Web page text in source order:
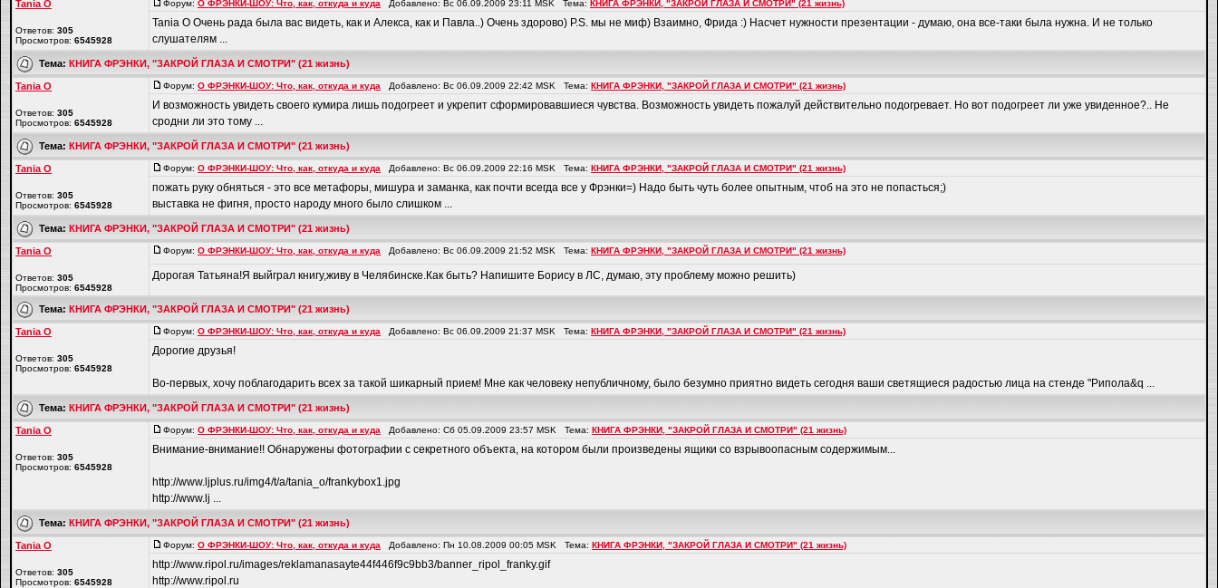
Tania O
Ответов: 305
Просмотров: 6545928
Форум: О ФРЭНКИ-ШОУ: Что, как, откуда и куда Добавлено: Вс 06.09.2009 23:11 MSK Тема: КНИГА ФРЭНКИ, "ЗАКРОЙ ГЛАЗА И СМОТРИ" (21 жизнь)
Tania O Очень рада была вас видеть, как и Алекса, как и Павла..) Очень здорово) P.S. мы не миф) Взаимно, Фрида :) Насчет нужности презентации - думаю, она все-таки была нужна. И не только
слушателям ...
Тема: КНИГА ФРЭНКИ, "ЗАКРОЙ ГЛАЗА И СМОТРИ" (21 жизнь)
Tania O
Ответов: 305
Просмотров: 6545928
Форум: О ФРЭНКИ-ШОУ: Что, как, откуда и куда Добавлено: Вс 06.09.2009 22:42 MSK Тема: КНИГА ФРЭНКИ, "ЗАКРОЙ ГЛАЗА И СМОТРИ" (21 жизнь)
И возможность увидеть своего кумира лишь подогреет и укрепит сформировавшиеся чувства. Возможность увидеть пожалуй действительно подогревает. Но вот подогреет ли уже увиденное?.. Не
сродни ли это тому ...
Тема: КНИГА ФРЭНКИ, "ЗАКРОЙ ГЛАЗА И СМОТРИ" (21 жизнь)
Tania O
Ответов: 305
Просмотров: 6545928
Форум: О ФРЭНКИ-ШОУ: Что, как, откуда и куда Добавлено: Вс 06.09.2009 22:16 MSK Тема: КНИГА ФРЭНКИ, "ЗАКРОЙ ГЛАЗА И СМОТРИ" (21 жизнь)
пожать руку обняться - это все метафоры, мишура и заманка, как почти всегда все у Фрэнки=) Надо быть чуть более опытным, чтоб на это не попасться;)
выставка не фигня, просто народу много было слишком ...
Тема: КНИГА ФРЭНКИ, "ЗАКРОЙ ГЛАЗА И СМОТРИ" (21 жизнь)
Tania O
Ответов: 305
Просмотров: 6545928
Форум: О ФРЭНКИ-ШОУ: Что, как, откуда и куда Добавлено: Вс 06.09.2009 21:52 MSK Тема: КНИГА ФРЭНКИ, "ЗАКРОЙ ГЛАЗА И СМОТРИ" (21 жизнь)
Дорогая Татьяна!Я выйграл книгу,живу в Челябинске.Как быть? Напишите Борису в ЛС, думаю, эту проблему можно решить)
Тема: КНИГА ФРЭНКИ, "ЗАКРОЙ ГЛАЗА И СМОТРИ" (21 жизнь)
Tania O
Ответов: 305
Просмотров: 6545928
Форум: О ФРЭНКИ-ШОУ: Что, как, откуда и куда Добавлено: Вс 06.09.2009 21:37 MSK Тема: КНИГА ФРЭНКИ, "ЗАКРОЙ ГЛАЗА И СМОТРИ" (21 жизнь)
Дорогие друзья!
Во-первых, хочу поблагодарить всех за такой шикарный прием! Мне как человеку непубличному, было безумно приятно видеть сегодня ваши светящиеся радостью лица на стенде "Рипола&q ...
Тема: КНИГА ФРЭНКИ, "ЗАКРОЙ ГЛАЗА И СМОТРИ" (21 жизнь)
Tania O
Ответов: 305
Просмотров: 6545928
Форум: О ФРЭНКИ-ШОУ: Что, как, откуда и куда Добавлено: Сб 05.09.2009 23:57 MSK Тема: КНИГА ФРЭНКИ, "ЗАКРОЙ ГЛАЗА И СМОТРИ" (21 жизнь)
Внимание-внимание!! Обнаружены фотографии с секретного объекта, на котором были произведены ящики со взрывоопасным содержимым...
http://www.ljplus.ru/img4/t/a/tania_o/frankybox1.jpg
http://www.lj ...
Тема: КНИГА ФРЭНКИ, "ЗАКРОЙ ГЛАЗА И СМОТРИ" (21 жизнь)
Tania O
Ответов: 305
Просмотров: 6545928
Форум: О ФРЭНКИ-ШОУ: Что, как, откуда и куда Добавлено: Пн 10.08.2009 00:05 MSK Тема: КНИГА ФРЭНКИ, "ЗАКРОЙ ГЛАЗА И СМОТРИ" (21 жизнь)
http://www.ripol.ru/images/reklamanasayte44f446f9c9bb3/banner_ripol_franky.gif
http://www.ripol.ru